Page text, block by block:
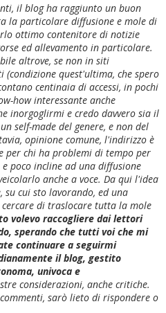
il blog ha raggiunto un buon
la particolare diffusione e mole di
ottimo contenitore di notizie
ed allevamento in particolare.
altrove, se non in siti
quest'ultima, che spero
centinaia di accessi, in pochi
how interessante anche
inorgoglirmi e credo davvero sia il
self-made del genere, e non del
opinione comune, l'indirizzo è
per chi ha problemi di tempo per
poco incline ad una diffusione
anche a voce. Da qui l'idea
su cui sto lavorando, ed una
di traslocare tutta la mole
volevo raccogliere dai lettori
sperando che tutti voi che mi
continuare a seguirmi
il blog, gestito
univoca e
considerazioni, anche critiche.
sarò lieto di rispondere o